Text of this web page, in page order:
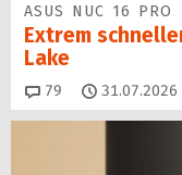
ASUS NUC 16 PRO
Extrem
Lake
79 Kommentare
31.07.2026